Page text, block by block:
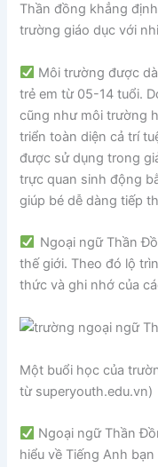
Thần đồng khẳng
trường giáo dục với
Môi trường được
trẻ em từ 05-14 tuổi.
cũng như môi trường
triển toàn diện cả trí
được sử dụng trong
trực quan sinh động
giúp bé dễ dàng tiếp
Ngoại ngữ Thần
thế giới. Theo đó lộ
thức và ghi nhớ của
Một buổi học của
từ superyouth.edu.vn)
Ngoại ngữ Thần
hiểu về Tiếng Anh